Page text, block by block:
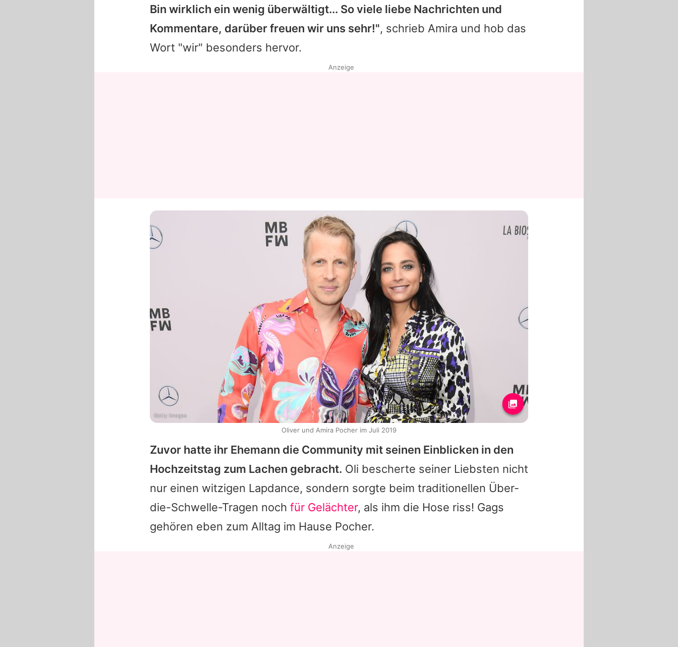
Bin wirklich ein wenig überwältigt... So viele liebe Nachrichten und
Kommentare, darüber freuen wir uns sehr!", schrieb Amira und hob das
Wort "wir" besonders hervor.
Zuvor hatte ihr Ehemann die Community mit seinen Einblicken in den
Hochzeitstag zum Lachen gebracht. Oli bescherte seiner Liebsten nicht
nur einen witzigen Lapdance, sondern sorgte beim traditionellen Über-
die-Schwelle-Tragen noch für Gelächter, als ihm die Hose riss! Gags
gehören eben zum Alltag im Hause Pocher.
Anzeige
Getty Images
Oliver und Amira Pocher im Juli 2019
Anzeige